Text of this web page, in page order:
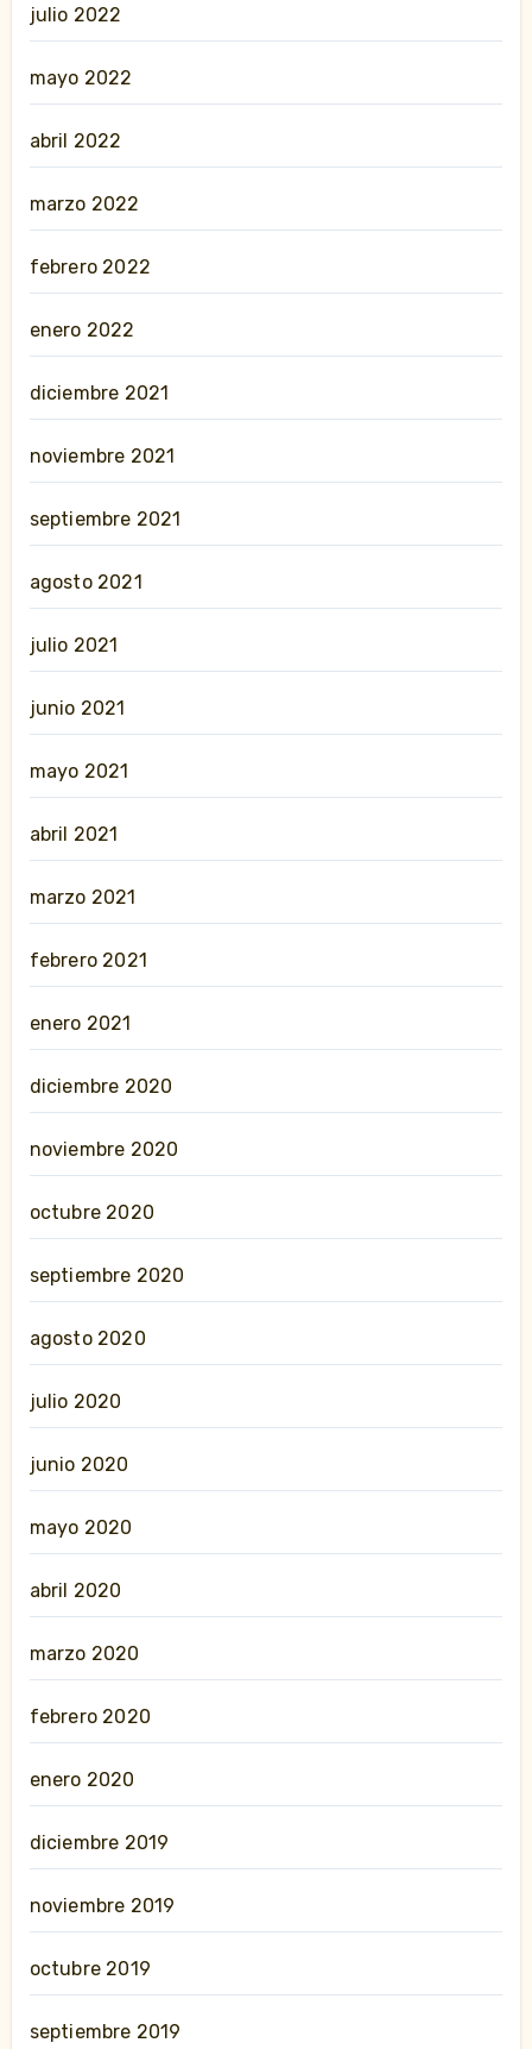
julio 2022
mayo 2022
abril 2022
marzo 2022
febrero 2022
enero 2022
diciembre 2021
noviembre 2021
septiembre 2021
agosto 2021
julio 2021
junio 2021
mayo 2021
abril 2021
marzo 2021
febrero 2021
enero 2021
diciembre 2020
noviembre 2020
octubre 2020
septiembre 2020
agosto 2020
julio 2020
junio 2020
mayo 2020
abril 2020
marzo 2020
febrero 2020
enero 2020
diciembre 2019
noviembre 2019
octubre 2019
septiembre 2019